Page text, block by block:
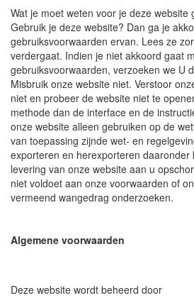
Wat je moet weten voor je deze website
Gebruik je deze website? Dan ga je
gebruiksvoorwaarden ervan. Lees ze
verdergaat. Indien je niet akkoord gaat
gebruiksvoorwaarden, verzoeken we U
Misbruik onze website niet. Verstoor
niet en probeer de website niet te
methode dan de interface en de
onze website alleen gebruiken op de
van toepassing zijnde wet- en
exporteren en herexporteren
levering van onze website aan u
niet voldoet aan onze voorwaarden of
vermeend wangedrag onderzoeken.
Algemene voorwaarden
Deze website wordt beheerd door